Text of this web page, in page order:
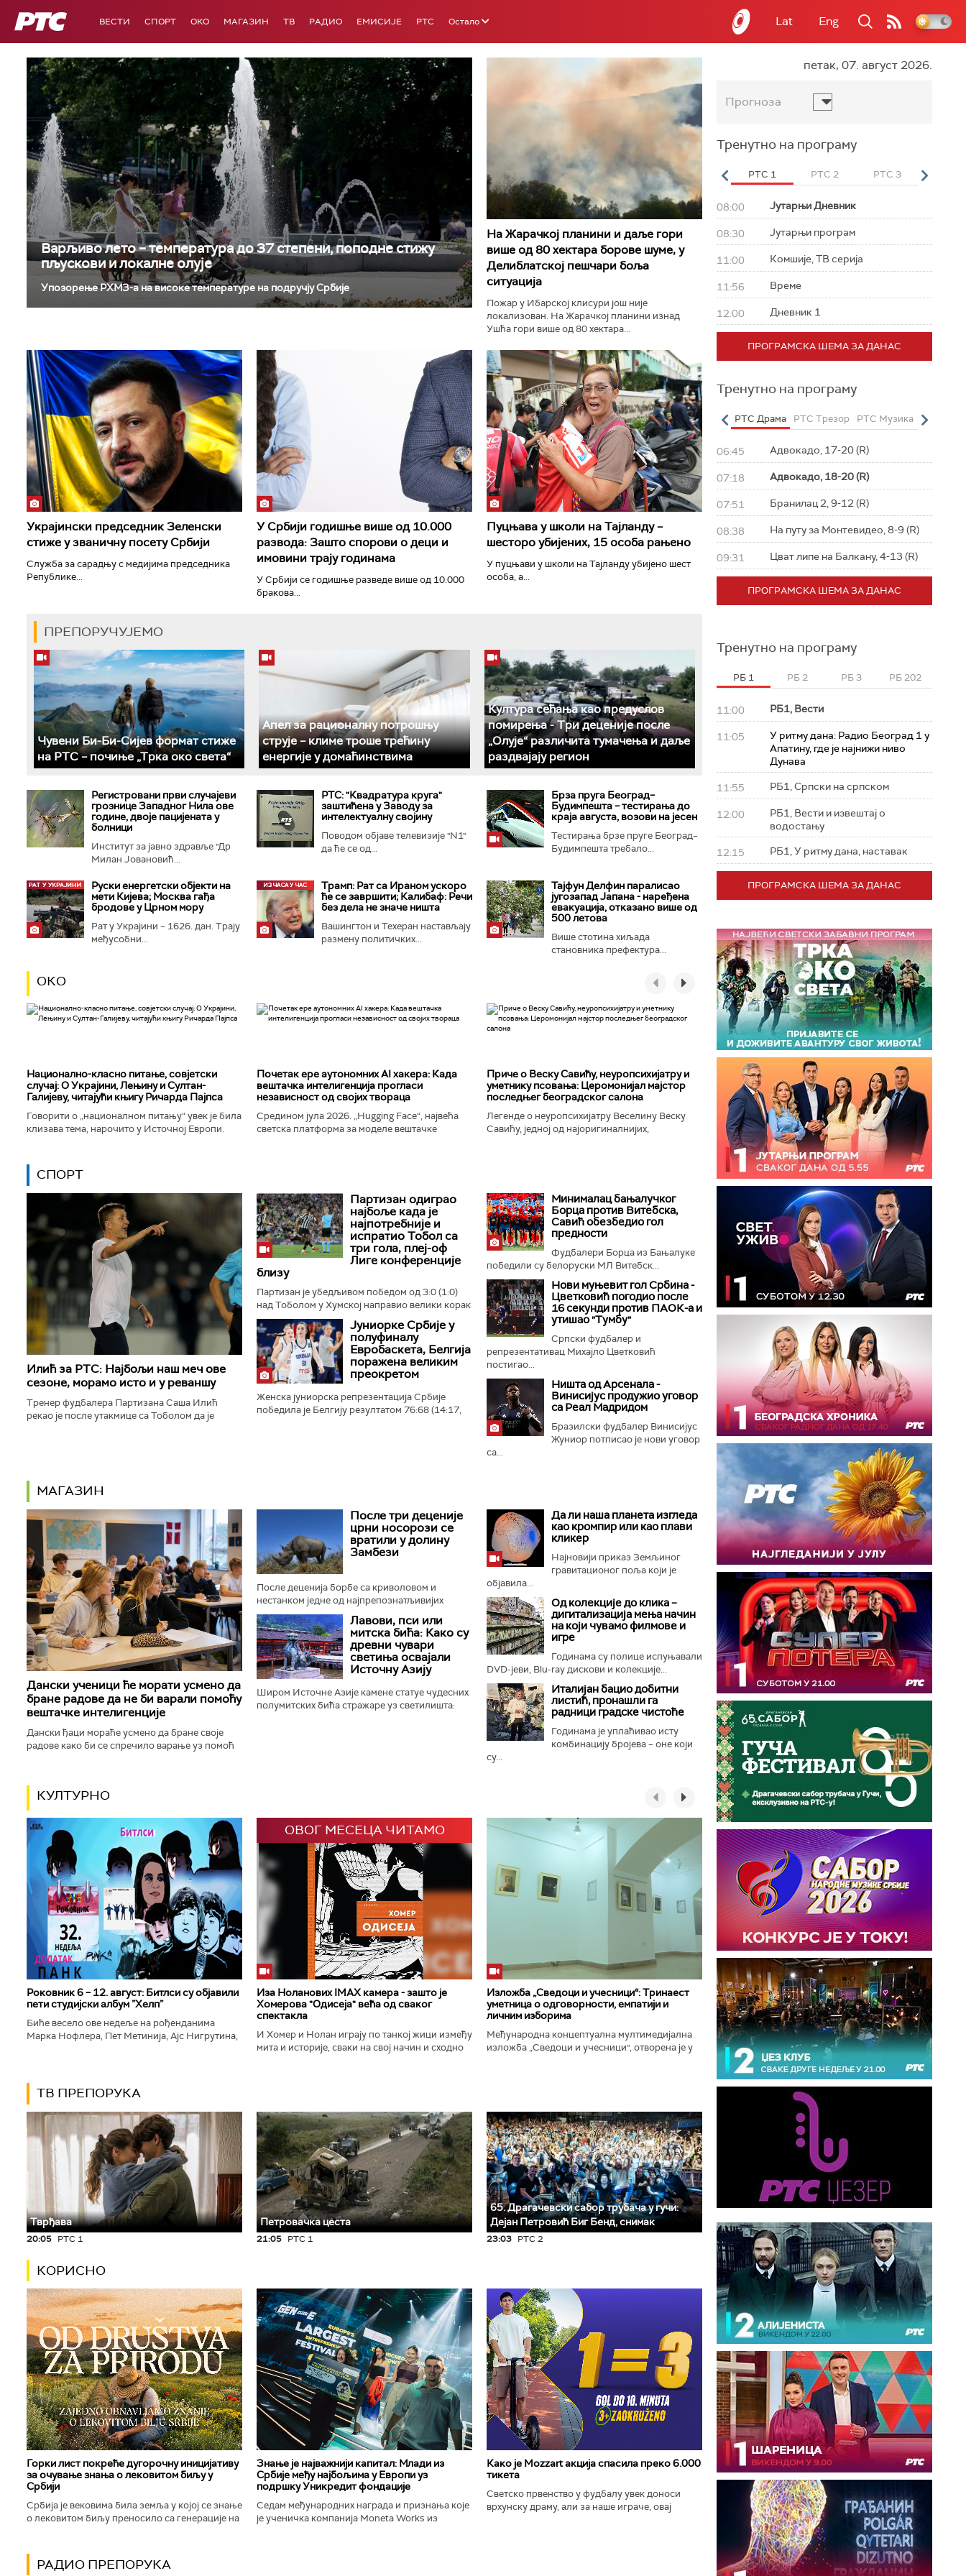
РТС ВЕСТИ СПОРТ OKO МАГАЗИН ТВ РАДИО ЕМИСИЈЕ РТС Остало Lat Eng
Варљиво лето – температура до 37 степени, поподне стижу
пљускови и локалне олује
Упозорење РХМЗ-а на високе температуре на подручју Србије
На Жарачкој планини и даље гори
више од 80 хектара борове шуме, у
Делиблатској пешчари боља
ситуација
Пожар у Ибарској клисури још није
локализован. На Жарачкој планини изнад
Ушћа гори више од 80 хектара...
Украјински председник Зеленски
стиже у званичну посету Србији
Служба за сарадњу с медијима председника
Републике...
У Србији годишње више од 10.000
развода: Зашто спорови о деци и
имовини трају годинама
У Србији се годишње разведе више од 10.000
бракова...
Пуцњава у школи на Тајланду –
шесторо убијених, 15 особа рањено
У пуцњави у школи на Тајланду убијено шест
особа, а...
ПРЕПОРУЧУЈЕМО
Чувени Би-Би-Сијев формат стиже
на РТС – почиње „Трка око света“
Апел за рационалну потрошњу
струје – климе троше трећину
енергије у домаћинствима
Култура сећања као предуслов
помирења ­- Три деценије после
„Олује“ различита тумачења и даље
раздвајају регион
Регистровани први случајеви
грознице Западног Нила ове
године, двоје пацијената у
болници
Институт за јавно здравље "Др
Милан Јовановић...
РТС: "Квадратура круга"
заштићена у Заводу за
интелектуалну својину
Поводом објаве телевизије "N1"
да ће се од...
Брза пруга Београд–
Будимпешта – тестирања до
краја августа, возови на јесен
Тестирања брзе пруге Београд–
Будимпешта требало...
Руски енергетски објекти на
мети Кијева; Москва гађа
бродове у Црном мору
Рат у Украјини – 1626. дан. Трају
међусобни...
Трамп: Рат са Ираном ускоро
ће се завршити; Калибаф: Речи
без дела не значе ништа
Вашингтон и Техеран настављају
размену политичких...
Тајфун Делфин паралисао
југозапад Јапана - наређена
евакуација, отказано више од
500 летова
Више стотина хиљада
становника префектура...
ОКО
Национално-класнo питање, совјетски
случај: О Украјини, Лењину и Султан-
Галијеву, читајући књигу Ричарда Пајпса
Говорити о „националном питању“ увек је била
клизава тема, нарочито у Источној Европи.
Почетак ере аутономних AI хакера: Када
вештачка интелигенција прогласи
независност од својих твораца
Средином јула 2026. „Hugging Face“, највећа
светска платформа за моделе вештачке
Приче о Веску Савићу, неуропсихијатру и
уметнику псовања: Церомонијал мајстор
последњег београдског салона
Легенде о неуропсихијатру Веселину Веску
Савићу, једној од најоригиналнијих,
СПОРТ
Илић за РТС: Најбољи наш меч ове
сезоне, морамо исто и у реваншу
Тренер фудбалера Партизана Саша Илић
рекао је после утакмице са Тоболом да је
Партизан одиграо
најбоље када је
најпотребније и
испратио Тобол са
три гола, плеј-оф
Лиге конференције
близу
Партизан је убедљивом победом од 3:0 (1:0)
над Тоболом у Хумској направио велики корак
ка пласману у плеј-оф квалификација за Лигу
конференције. Црно-бели...Јуниорке Србије у
полуфиналу
Евробаскета, Белгија
поражена великим
преокретом
Женска јуниорска репрезентација Србије
победила је Белгију резултатом 76:68 (14:17,
Минималац бањалучког
Борца против Витебска,
Савић обезбедио гол
предности
Фудбалери Борца из Бањалуке
победили су белоруски МЛ Витебск...
Нови муњевит гол Србина -
Цветковић погодио после
16 секунди против ПАОК-а и
утишао "Тумбу"
Српски фудбалер и
репрезентативац Михајло Цветковић
постигао...
Ништа од Арсенала -
Винисијус продужио уговор
са Реал Мадридом
Бразилски фудбалер Винисијус
Жуниор потписао је нови уговор
са...
МАГАЗИН
Дански ученици ће морати усмено да
бране радове да не би варали помоћу
вештачке интелигенције
Дански ђаци мораће усмено да бране своје
радове како би се спречило варање уз помоћ
После три деценије
црни носорози се
вратили у долину
Замбези
После деценија борбе са криволовом и
нестанком једне од најпрепознатљивијих
афричких животиња, црни носорози поново
корачају долином Замбези. Њихов повратак...
Лавови, пси или
митска бића: Како су
древни чувари
светиња освајали
Источну Азију
Широм Источне Азије камене статуе чудесних
полумитских бића стражаре уз светилишта:
Да ли наша планета изгледа
као кромпир или као плави
кликер
Најновији приказ Земљиног
гравитационог поља који је
објавила...
Од колекције до клика –
дигитализација мења начин
на који чувамо филмове и
игре
Годинама су полице испуњавали
DVD-јеви, Blu-ray дискови и колекције...
Италијан бацио добитни
листић, пронашли га
радници градске чистоће
Годинама је уплаћивао исту
комбинацију бројева – оне који
су...
КУЛТУРНО
Роковник 6 – 12. август: Битлси су објавили
пети студијски албум ”Хелп”
Биће весело ове недеље на рођенданима
Марка Нофлера, Пет Метинија, Ајс Нигрутина,
ОВОГ МЕСЕЦА ЧИТАМО
Иза Ноланових IMAX камера - зашто је
Хомерова "Одисеја" већа од сваког
спектакла
И Хомер и Нолан играју по танкој жици између
мита и историје, сваки на свој начин и сходно
Изложба „Сведоци и учесници“: Тринаест
уметница о одговорности, емпатији и
личним изборима
Међународна концептуална мултимедијална
изложба „Сведоци и учесници", отворена је у
ТВ ПРЕПОРУКА
Тврђава
20:05 РТС 1
Петровачка цеста
21:05 РТС 1
65. Драгачевски сабор трубача у гучи:
Дејан Петровић Биг Бeнд, снимак
23:03 РТС 2
КОРИСНО
Горки лист покреће дугорочну иницијативу
за очување знања о лековитом биљу у
Србији
Србија је вековима била земља у којој се знање
о лековитом биљу преносило са генерације на
Знање је најважнији капитал: Млади из
Србије међу најбољима у Европи уз
подршку Уникредит фондације
Седам међународних награда и признања које
је ученичка компанија Moneta Works из
Како је Mozzart акција спасила преко 6.000
тикета
Светско првенство у фудбалу увек доноси
врхунску драму, али за наше играче, овај
РАДИО ПРЕПОРУКА
петак, 07. август 2026.
Прогноза
Тренутно на програму
РТС 3 РТС Свет РТС HD РТС 1 РТС 2 РТС 3 РТС
08:00 Јутарњи Дневник
08:30 Јутарњи програм
11:00 Комшије, ТВ серија
11:56 Време
12:00 Дневник 1
ПРОГРАМСКА ШЕМА ЗА ДАНАС
Тренутно на програму
РТС Класика РТС Коло РТС Полетарац РТС Драма РТС Трезор РТС Музика РТС
06:45 Адвокадо, 17-20 (R)
07:18 Адвокадо, 18-20 (R)
07:51 Бранилац 2, 9-12 (R)
08:38 На путу за Монтевидео, 8-9 (R)
09:31 Цват липе на Балкану, 4-13 (R)
ПРОГРАМСКА ШЕМА ЗА ДАНАС
Тренутно на програму
РБ 1 РБ 2 РБ 3 РБ 202
11:00 РБ1, Вести
11:05
У ритму дана: Радио Београд 1 у
Апатину, где је најнижи ниво
Дунава
11:55 РБ1, Српски на српском
12:00
РБ1, Вести и извештај о
водостању
12:15 РБ1, У ритму дана, наставак
ПРОГРАМСКА ШЕМА ЗА ДАНАС